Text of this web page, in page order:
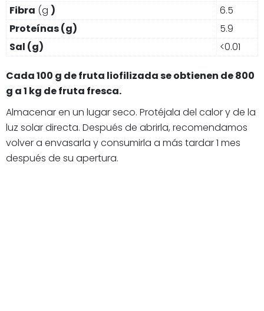
Fibra (g )
6.5
Proteínas (g)
5.9
Sal (g)
<0.01
Cada 100 g de fruta liofilizada se obtienen de 800
g a 1 kg de fruta fresca.
Almacenar en un lugar seco. Protéjala del calor y de la
luz solar directa. Después de abrirla, recomendamos
volver a envasarla y consumirla a más tardar 1 mes
después de su apertura.